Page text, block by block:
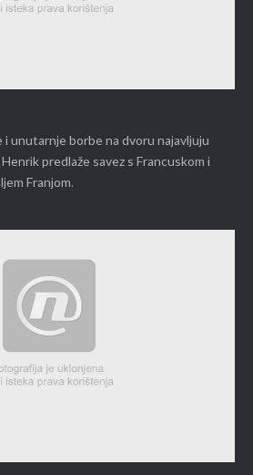
i unutarnje borbe na dvoru najavljuju
predlaže savez s Francuskom i
Franjom.